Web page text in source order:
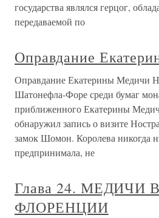
государства являлся герцог,
передаваемой по
Оправдание
Оправдание Екатерины Медичи
Шатонефла-Форе среди бумаг
приближенного Екатерины
обнаружил запись о визите
замок Шомон. Королева никогда
предпринимала, не
Глава 24. МЕДИЧИ
ФЛОРЕНЦИИ